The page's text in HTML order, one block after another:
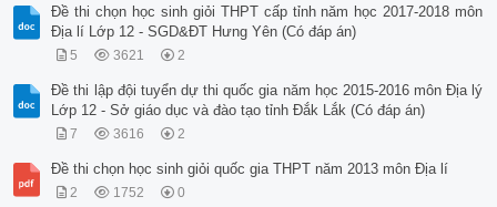
Đề thi chọn học sinh giỏi THPT cấp tỉnh năm học 2017-2018 môn
Địa lí Lớp 12 - SGD&ĐT Hưng Yên (Có đáp án)
5 3621 2
Đề thi lập đội tuyển dự thi quốc gia năm học 2015-2016 môn Địa lý
Lớp 12 - Sở giáo dục và đào tạo tỉnh Đắk Lắk (Có đáp án)
7 3616 2
Đề thi chọn học sinh giỏi quốc gia THPT năm 2013 môn Địa lí
2 1752 0